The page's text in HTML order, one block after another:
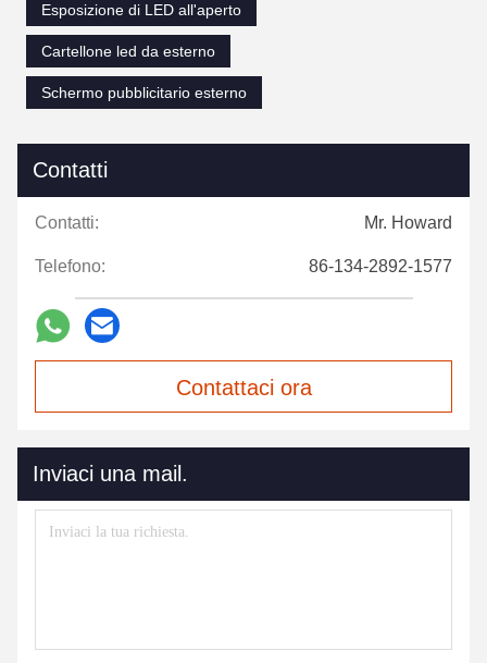
Esposizione di LED all'aperto
Cartellone led da esterno
Schermo pubblicitario esterno
Contatti
Contatti: Mr. Howard
Telefono: 86-134-2892-1577
Contattaci ora
Inviaci una mail.